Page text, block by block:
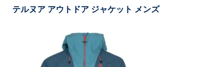
テルヌア アウトドア ジャケット メンズ